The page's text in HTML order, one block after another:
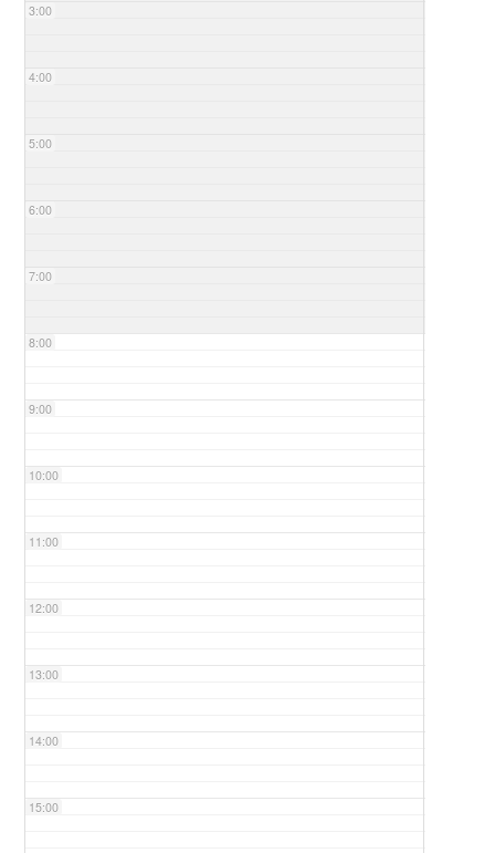
3:00
4:00
5:00
6:00
7:00
8:00
9:00
10:00
11:00
12:00
13:00
14:00
15:00